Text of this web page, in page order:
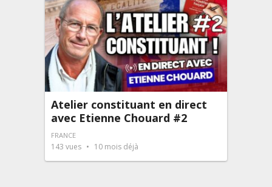
Atelier constituant en direct
avec Etienne Chouard #2
FRANCE
143 vues 10 mois déjà